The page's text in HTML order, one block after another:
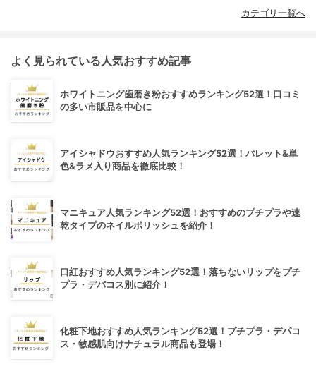
カテゴリ一覧へ
よく見られている人気おすすめ記事
ホワイトニング歯磨き粉おすすめランキング52選！口コミ
の多い市販品を中心に
アイシャドウおすすめ人気ランキング52選！パレット&単
色&ラメ入り商品を徹底比較！
マニキュア人気ランキング52選！おすすめのプチプラや速
乾タイプのネイルポリッシュを紹介！
口紅おすすめ人気ランキング52選！落ちないリップをプチ
プラ・デパコス別に紹介！
化粧下地おすすめ人気ランキング52選！プチプラ・デパコ
ス・敏感肌向けナチュラル商品も登場！